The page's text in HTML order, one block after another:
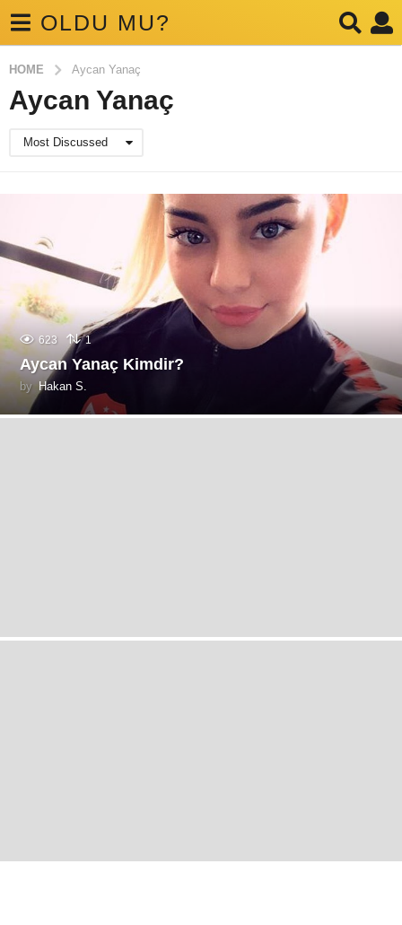
OLDU MU?
HOME Aycan Yanaç
Aycan Yanaç
Most Discussed
623 1
Aycan Yanaç Kimdir?
by Hakan S.